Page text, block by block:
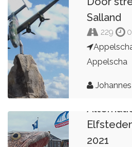
Salland
229
Appelscha
Johannes
2021